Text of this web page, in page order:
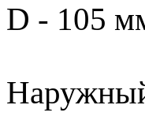
D - 105